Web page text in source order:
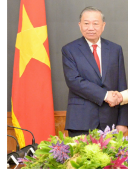
Kinh tế
Tin Kinh tế
Trước giờ mở cửa
Dòng chảy Kinh tế
Sức sống hàng Việt
Khởi nghiệp
Tuyên chiến với gian lận
thương mại